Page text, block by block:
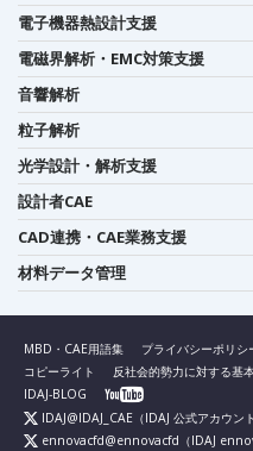
電子機器熱設計支援
電磁界解析・EMC対策支援
音響解析
粒子解析
光学設計・解析支援
設計者CAE
CAD連携・CAE業務支援
材料データ管理
MBD・CAE用語集 プライバシーポリシ
コピーライト
反社会的勢力に対する基
IDAJ-BLOG
IDAJ@IDAJ_CAE （IDAJ 公式アカウン
ennovacfd@ennovacfd （IDAJ